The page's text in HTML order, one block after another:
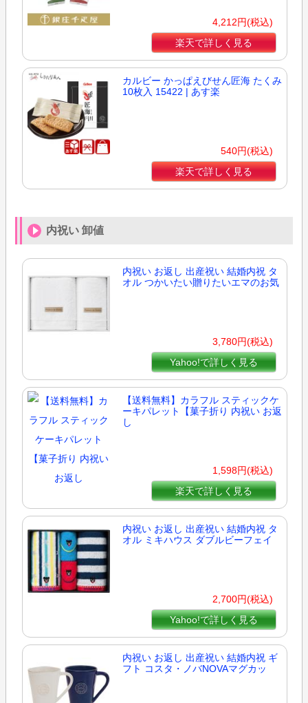
4,212円(税込)
楽天で詳しく見る
カルビー かっぱえびせん匠海 たくみ
10枚入 15422 | あす楽
540円(税込)
楽天で詳しく見る
内祝い 卸値
内祝い お返し 出産祝い 結婚内祝 タ
オル つかいたい贈りたいエマのお気
3,780円(税込)
Yahoo!で詳しく見る
【送料無料】カラフル スティックケ
ーキパレット【菓子折り 内祝い お返
し
1,598円(税込)
楽天で詳しく見る
内祝い お返し 出産祝い 結婚内祝 タ
オル ミキハウス ダブルビーフェイ
2,700円(税込)
Yahoo!で詳しく見る
内祝い お返し 出産祝い 結婚内祝 ギ
フト コスタ・ノバNOVAマグカッ